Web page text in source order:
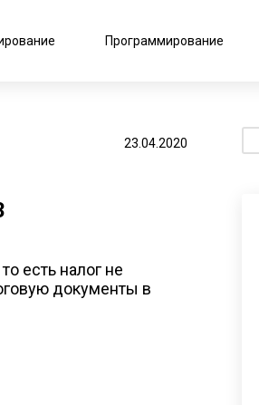
Программирование
23.04.2020
есть налог не
документы в